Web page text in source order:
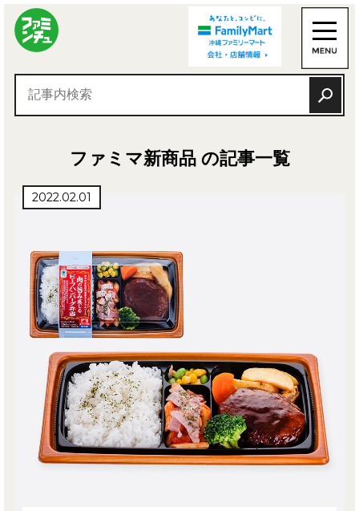
ファミマ新商品 の記事一覧
2022.02.01